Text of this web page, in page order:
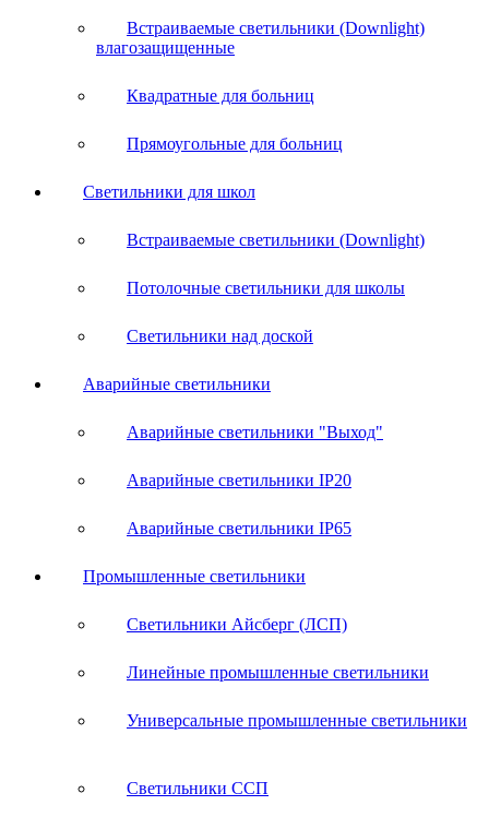
Встраиваемые светильники (Downlight)
влагозащищенные
Квадратные для больниц
Прямоугольные для больниц
Светильники для школ
Встраиваемые светильники (Downlight)
Потолочные светильники для школы
Светильники над доской
Аварийные светильники
Аварийные светильники "Выход"
Аварийные светильники IP20
Аварийные светильники IP65
Промышленные светильники
Светильники Айсберг (ЛСП)
Линейные промышленные светильники
Универсальные промышленные светильники
Светильники ССП